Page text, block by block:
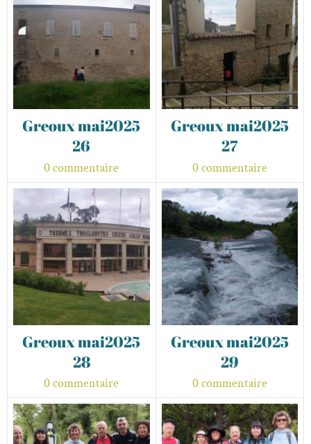
Greoux mai2025
26
0 commentaire
Greoux mai2025
27
0 commentaire
Greoux mai2025
28
0 commentaire
Greoux mai2025
29
0 commentaire